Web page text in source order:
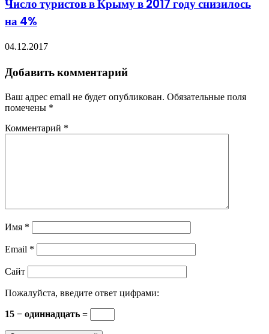
Число туристов в Крыму в 2017 году снизилось
на 4%
04.12.2017
Добавить комментарий
Ваш адрес email не будет опубликован. Обязательные поля
помечены *
Комментарий *
Имя *
Email *
Сайт
Пожалуйста, введите ответ цифрами:
15 − одиннадцать =